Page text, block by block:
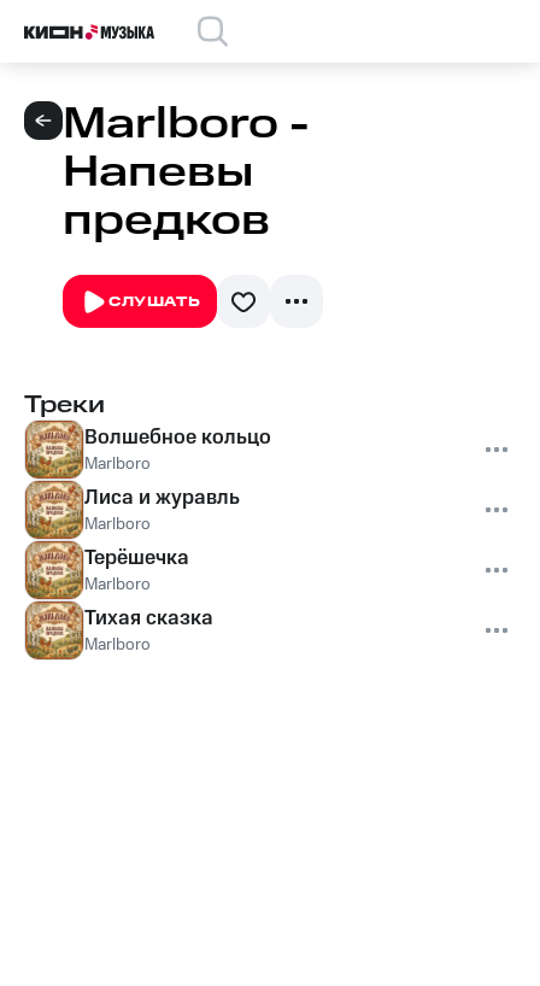
Marlboro -
Напевы
предков
СЛУШАТЬ
Треки
Волшебное кольцо
Marlboro
Лиса и журавль
Marlboro
Терёшечка
Marlboro
Тихая сказка
Marlboro